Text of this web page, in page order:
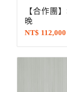
【合作團
晚
NT$ 112,000